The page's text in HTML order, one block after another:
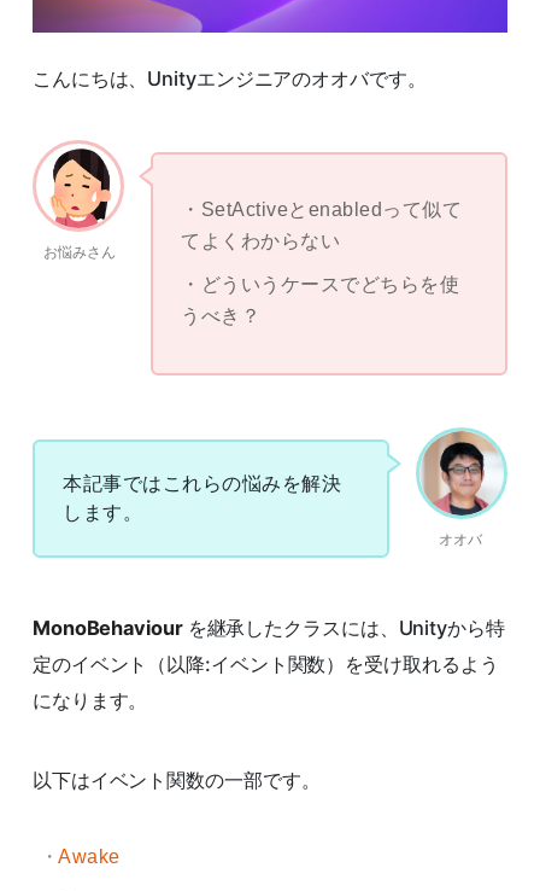
こんにちは、Unityエンジニアのオオバです。
お悩みさん
SetActiveとenabledって似て
てよくわからない
どういうケースでどちらを使
うべき？
オオバ
本記事ではこれらの悩みを解決
します。
MonoBehaviourを継承したクラスには、Unityから特
定のイベント（以降:イベント関数）を受け取れるよう
になります。
以下はイベント関数の一部です。
Awake